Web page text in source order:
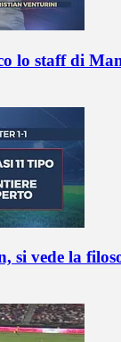
lo staff di
si vede la